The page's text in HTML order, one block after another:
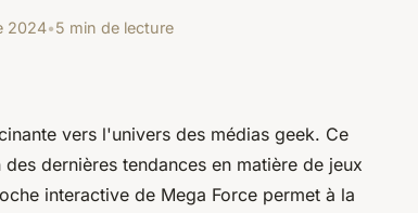
2024•5 min de lecture
vers l'univers des médias geek. Ce
dernières tendances en matière de jeux
interactive de Mega Force permet à la